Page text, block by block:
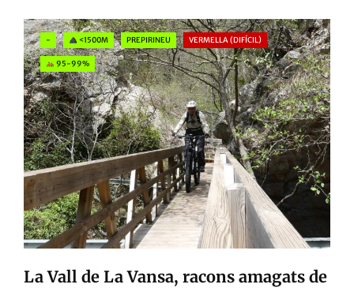
I
LES
MUNTANYES
DE
PRADES
Categories
- <1500M PREPIRINEU VERMELLA (DIFÍCIL)
95-99%
La Vall de La Vansa, racons amagats de